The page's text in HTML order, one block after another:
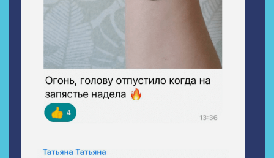
РАСЧЕТ ПОТЕНЦИАЛА
МАСТЕРОВ МЕТОДА ТМСР
— Расчёт Геоматрицы чакр
НАБОР
— ЧАКРОВЫЙ расчет
«Геоматрица Ваших чакр»
БОНУС